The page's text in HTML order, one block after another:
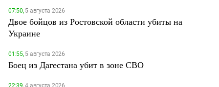
07:50,5 августа 2026
Двое бойцов из Ростовской области убиты на
Украине
01:55,5 августа 2026
Боец из Дагестана убит в зоне СВО
22:39,4 августа 2026